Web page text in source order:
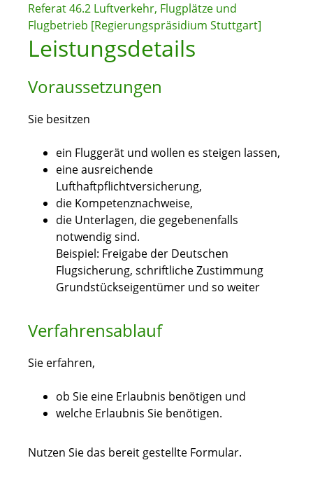
Referat 46.2 Luftverkehr, Flugplätze und
Flugbetrieb [Regierungspräsidium Stuttgart]
Leistungsdetails
Voraussetzungen
Sie besitzen
ein Fluggerät und wollen es steigen lassen,
eine ausreichende
Lufthaftpflichtversicherung,
die Kompetenznachweise,
die Unterlagen, die gegebenenfalls
notwendig sind.
Beispiel: Freigabe der Deutschen
Flugsicherung, schriftliche Zustimmung
Grundstückseigentümer und so weiter
Verfahrensablauf
Sie erfahren,
ob Sie eine Erlaubnis benötigen und
welche Erlaubnis Sie benötigen.
Nutzen Sie das bereit gestellte Formular.